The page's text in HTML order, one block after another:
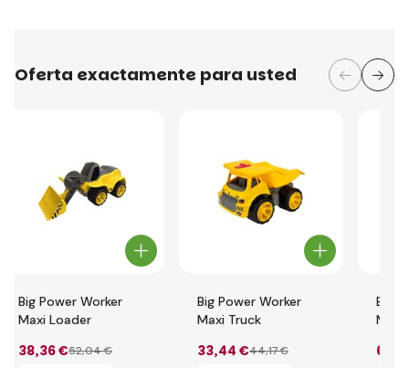
Oferta exactamente para usted
Big Power Worker
Maxi Loader
38,36 €52,04 €
Big Power Worker
Maxi Truck
33,44 €44,17 €
Big
Mini
6